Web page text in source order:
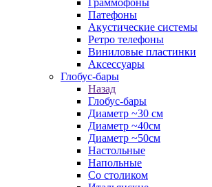
Граммофоны
Патефоны
Акустические системы
Ретро телефоны
Виниловые пластинки
Аксессуары
Глобус-бары
Назад
Глобус-бары
Диаметр ~30 см
Диаметр ~40см
Диаметр ~50см
Настольные
Напольные
Со столиком